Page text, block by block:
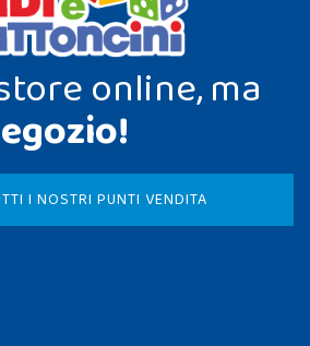
online, ma
I NOSTRI PUNTI VENDITA